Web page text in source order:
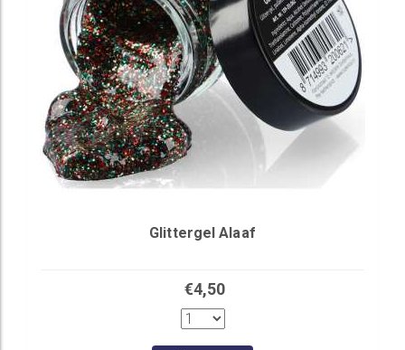
Glittergel Alaaf
€4,50